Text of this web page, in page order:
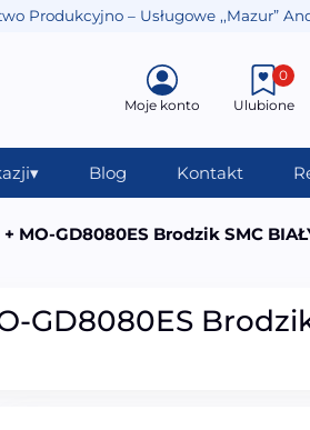
Produkcyjno – Usługowe ,,Mazur”
Moje konto Ulubione
0
▾ Blog Kontakt
MO-GD8080ES Brodzik SMC
GD8080ES